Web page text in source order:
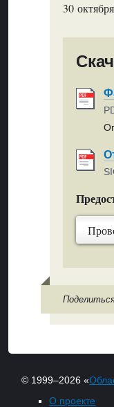
30
© 1999–2026 «
О проекте